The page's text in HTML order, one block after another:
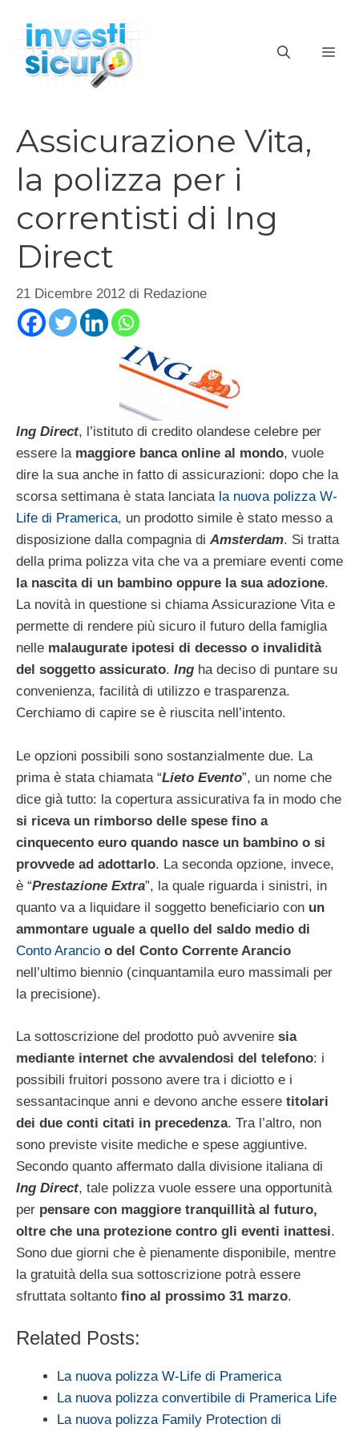
contenuto
Assicurazione Vita,
la polizza per i
correntisti di Ing
Direct
21 Dicembre 2012 di Redazione
Ing Direct, l’istituto di credito olandese celebre per
essere la maggiore banca online al mondo, vuole
dire la sua anche in fatto di assicurazioni: dopo che la
scorsa settimana è stata lanciata la nuova polizza W-
Life di Pramerica, un prodotto simile è stato messo a
disposizione dalla compagnia di Amsterdam. Si tratta
della prima polizza vita che va a premiare eventi come
la nascita di un bambino oppure la sua adozione.
La novità in questione si chiama Assicurazione Vita e
permette di rendere più sicuro il futuro della famiglia
nelle malaugurate ipotesi di decesso o invalidità
del soggetto assicurato. Ing ha deciso di puntare su
convenienza, facilità di utilizzo e trasparenza.
Cerchiamo di capire se è riuscita nell’intento.
Le opzioni possibili sono sostanzialmente due. La
prima è stata chiamata “Lieto Evento”, un nome che
dice già tutto: la copertura assicurativa fa in modo che
si riceva un rimborso delle spese fino a
cinquecento euro quando nasce un bambino o si
provvede ad adottarlo. La seconda opzione, invece,
è “Prestazione Extra”, la quale riguarda i sinistri, in
quanto va a liquidare il soggetto beneficiario con un
ammontare uguale a quello del saldo medio di
Conto Arancio o del Conto Corrente Arancio
nell’ultimo biennio (cinquantamila euro massimali per
la precisione).
La sottoscrizione del prodotto può avvenire sia
mediante internet che avvalendosi del telefono: i
possibili fruitori possono avere tra i diciotto e i
sessantacinque anni e devono anche essere titolari
dei due conti citati in precedenza. Tra l’altro, non
sono previste visite mediche e spese aggiuntive.
Secondo quanto affermato dalla divisione italiana di
Ing Direct, tale polizza vuole essere una opportunità
per pensare con maggiore tranquillità al futuro,
oltre che una protezione contro gli eventi inattesi.
Sono due giorni che è pienamente disponibile, mentre
la gratuità della sua sottoscrizione potrà essere
sfruttata soltanto fino al prossimo 31 marzo.
Related Posts:
La nuova polizza W-Life di Pramerica
La nuova polizza convertibile di Pramerica Life
La nuova polizza Family Protection di